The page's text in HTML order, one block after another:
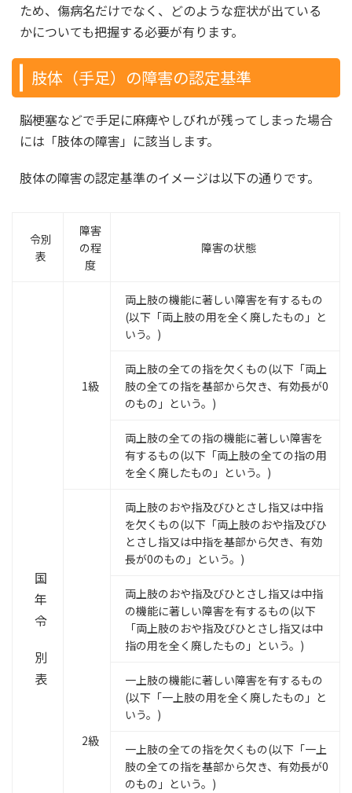
ため、傷病名だけでなく、どのような症状が出ている
かについても把握する必要が有ります。
肢体（手足）の障害の認定基準
脳梗塞などで手足に麻痺やしびれが残ってしまった場合
には「肢体の障害」に該当します。
肢体の障害の認定基準のイメージは以下の通りです。
令別
表
障害
の程
度
障害の状態
国
年
令
別
表
1級
両上肢の機能に著しい障害を有するもの
(以下「両上肢の用を全く廃したもの」と
いう。)
両上肢の全ての指を欠くもの(以下「両上
肢の全ての指を基部から欠き、有効長が0
のもの」という。)
両上肢の全ての指の機能に著しい障害を
有するもの(以下「両上肢の全ての指の用
を全く廃したもの」という。)
2級
両上肢のおや指及びひとさし指又は中指
を欠くもの(以下「両上肢のおや指及びひ
とさし指又は中指を基部から欠き、有効
長が0のもの」という。)
両上肢のおや指及びひとさし指又は中指
の機能に著しい障害を有するもの(以下
「両上肢のおや指及びひとさし指又は中
指の用を全く廃したもの」という。)
一上肢の機能に著しい障害を有するもの
(以下「一上肢の用を全く廃したもの」と
いう。)
一上肢の全ての指を欠くもの(以下「一上
肢の全ての指を基部から欠き、有効長が0
のもの」という。)